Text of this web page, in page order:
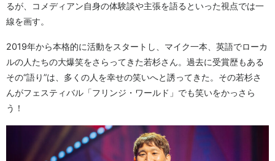
るが、コメディアン自身の体験談や主張を語るといった視点では一
線を画す。
2019年から本格的に活動をスタートし、マイク一本、英語でローカ
ルの人たちの大爆笑をさらってきた若杉さん。過去に受賞歴もある
その“語り”は、多くの人を幸せの笑いへと誘ってきた。その若杉さ
んがフェスティバル「フリンジ・ワールド」でも笑いをかっさら
う！